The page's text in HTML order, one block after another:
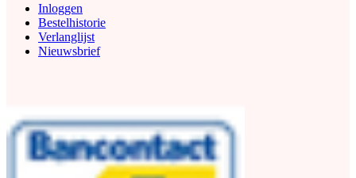
Inloggen
Bestelhistorie
Verlanglijst
Nieuwsbrief